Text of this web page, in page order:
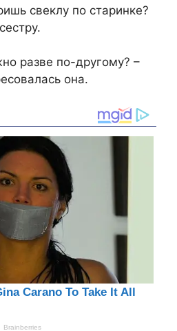
свеклу по старинке?
разве по-другому? –
она.